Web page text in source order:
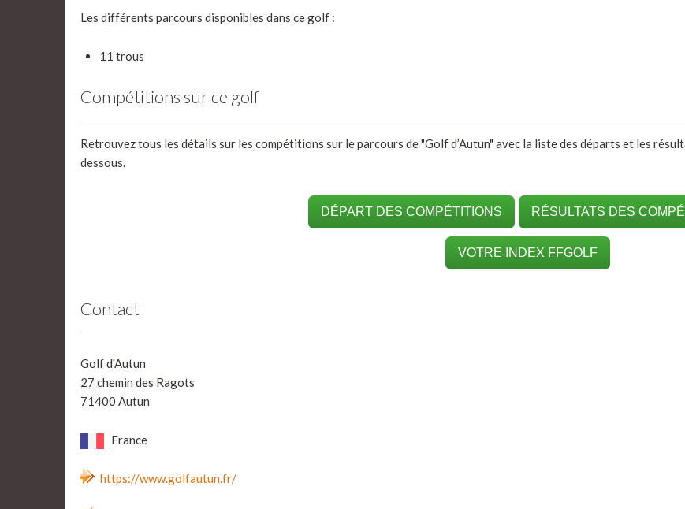
Les différents parcours disponibles dans ce golf :
11 trous
Compétitions sur ce golf
Retrouvez tous les détails sur les compétitions sur le parcours de "Golf d’Autun" avec la liste des départs et les
dessous.
DÉPART DES COMPÉTITIONS RÉSULTATS DES
VOTRE INDEX FFGOLF
Contact
Golf d'Autun
27 chemin des Ragots
71400 Autun
France
https://www.golfautun.fr/